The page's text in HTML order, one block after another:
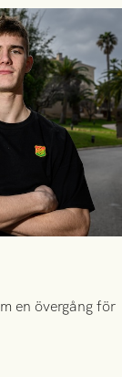
en övergång för